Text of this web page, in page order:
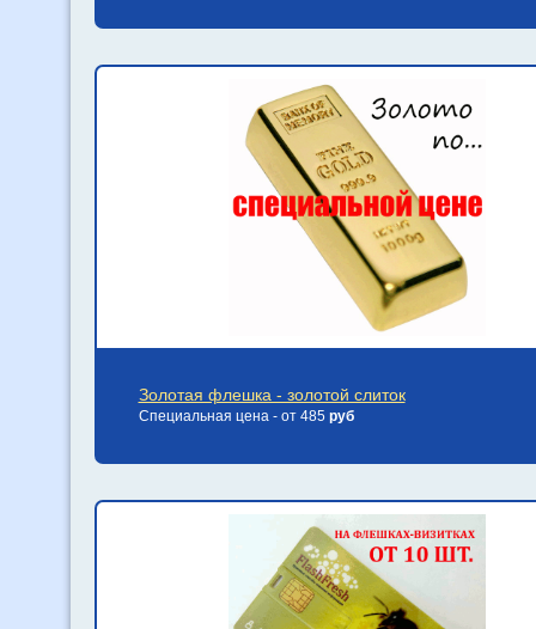
Золотая флешка - золотой слиток
Специальная цена - от 485 руб